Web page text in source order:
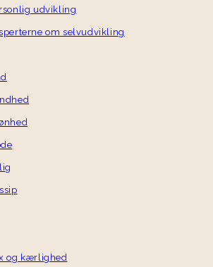
udvikling
om selvudvikling
og kærlighed